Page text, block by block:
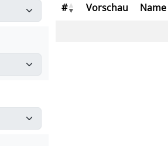
# Vorschau Name